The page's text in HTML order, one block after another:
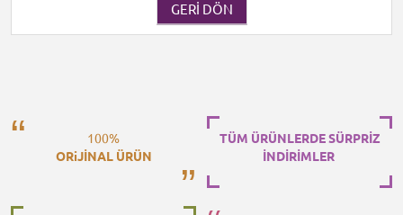
GERI DÖN
100%
ORiJİNAL ÜRÜN
TÜM ÜRÜNLERDE SÜRPRİZ
İNDİRİMLER